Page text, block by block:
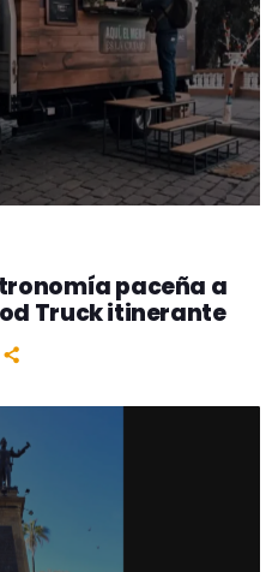
paceña a
Truck itinerante